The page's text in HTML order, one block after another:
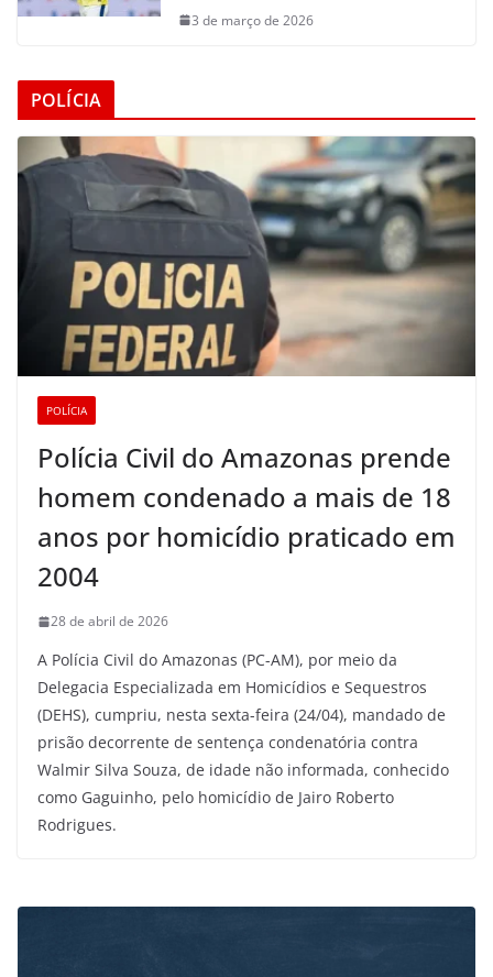
3 de março de 2026
POLÍCIA
POLÍCIA
Polícia Civil do Amazonas prende
homem condenado a mais de 18
anos por homicídio praticado em
2004
28 de abril de 2026
A Polícia Civil do Amazonas (PC-AM), por meio da
Delegacia Especializada em Homicídios e Sequestros
(DEHS), cumpriu, nesta sexta-feira (24/04), mandado de
prisão decorrente de sentença condenatória contra
Walmir Silva Souza, de idade não informada, conhecido
como Gaguinho, pelo homicídio de Jairo Roberto
Rodrigues.